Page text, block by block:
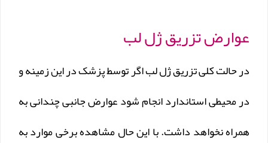
عوارض تزریق ژل لب
در حالت کلی تزریق ژل لب اگر توسط پزشک در این زمینه و
در محیطی استاندارد انجام شود عوارض جانبی چندانی به
همراه نخواهد داشت. با این حال مشاهده برخی موارد به